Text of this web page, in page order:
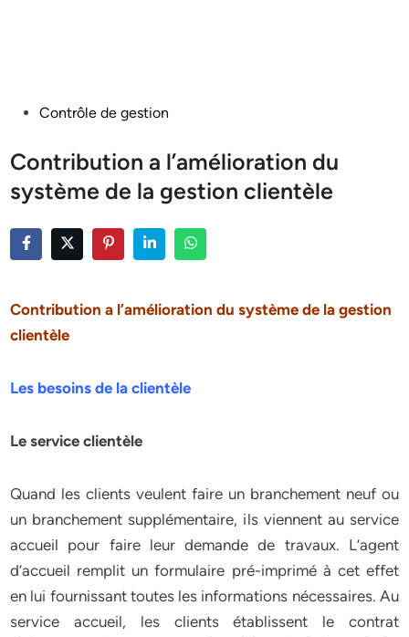
PostedContrôle de gestion
Contribution a l’amélioration du
système de la gestion clientèle
Contribution a l’amélioration du système de la gestion
clientèle
Les besoins de la clientèle
Le service clientèle
Quand les clients veulent faire un branchement neuf ou
un branchement supplémentaire, ils viennent au service
accueil pour faire leur demande de travaux. L’agent
d’accueil remplit un formulaire pré-imprimé à cet effet
en lui fournissant toutes les informations nécessaires. Au
service accueil, les clients établissent le contrat